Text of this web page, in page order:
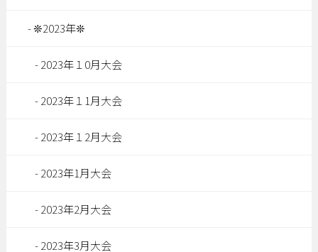
❊2023年❊
2023年１0月大会
2023年１1月大会
2023年１2月大会
2023年1月大会
2023年2月大会
2023年3月大会